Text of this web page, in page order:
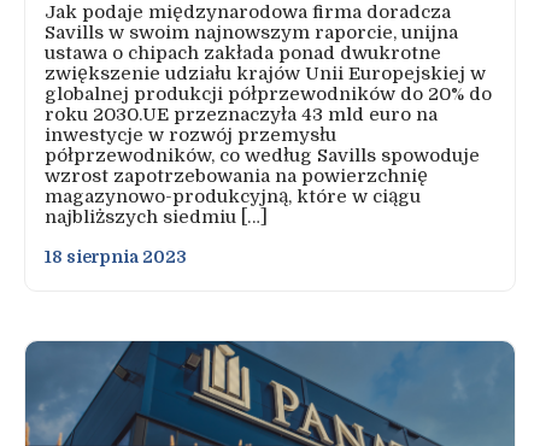
Jak podaje międzynarodowa firma doradcza
Savills w swoim najnowszym raporcie, unijna
ustawa o chipach zakłada ponad dwukrotne
zwiększenie udziału krajów Unii Europejskiej w
globalnej produkcji półprzewodników do 20% do
roku 2030.UE przeznaczyła 43 mld euro na
inwestycje w rozwój przemysłu
półprzewodników, co według Savills spowoduje
wzrost zapotrzebowania na powierzchnię
magazynowo-produkcyjną, które w ciągu
najbliższych siedmiu […]
18 sierpnia 2023